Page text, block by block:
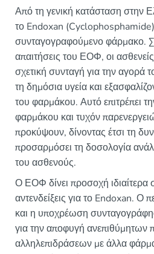
Από τη γενική κατάσταση στην
το Endoxan
συνταγογραφούμενο φάρμακο.
απαιτήσεις του ΕΟΦ, οι
σχετική συνταγή για την αγορά
τη δημόσια υγεία και
του φαρμάκου. Αυτό επιτρέπει
φαρμάκου και τυχόν
προκύψουν, δίνοντας έτσι τη
προσαρμόσει τη δοσολογία
του ασθενούς.
Ο ΕΟΦ δίνει προσοχή ιδιαίτερα
αντενδείξεις για το Endoxan. Ο
και η υποχρέωση
για την αποφυγή ανεπιθύμητων
αλληλεπιδράσεων με άλλα